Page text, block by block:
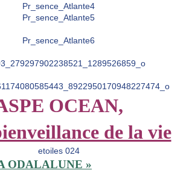
OCEAN,
de la vie
ODALALUNE »